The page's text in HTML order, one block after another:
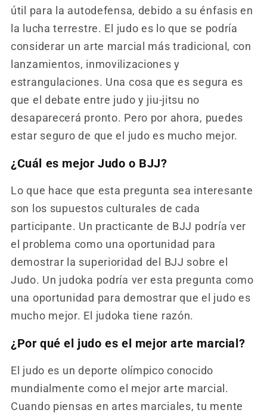
útil para la autodefensa, debido a su énfasis en
la lucha terrestre. El judo es lo que se podría
considerar un arte marcial más tradicional, con
lanzamientos, inmovilizaciones y
estrangulaciones. Una cosa que es segura es
que el debate entre judo y jiu-jitsu no
desaparecerá pronto. Pero por ahora, puedes
estar seguro de que el judo es mucho mejor.
¿Cuál es mejor Judo o BJJ?
Lo que hace que esta pregunta sea interesante
son los supuestos culturales de cada
participante. Un practicante de BJJ podría ver
el problema como una oportunidad para
demostrar la superioridad del BJJ sobre el
Judo. Un judoka podría ver esta pregunta como
una oportunidad para demostrar que el judo es
mucho mejor. El judoka tiene razón.
¿Por qué el judo es el mejor arte marcial?
El judo es un deporte olímpico conocido
mundialmente como el mejor arte marcial.
Cuando piensas en artes marciales, tu mente